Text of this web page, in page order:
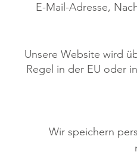
E-Mail-Adresse,
Unsere Website wird
Regel in der EU oder
Wir speichern